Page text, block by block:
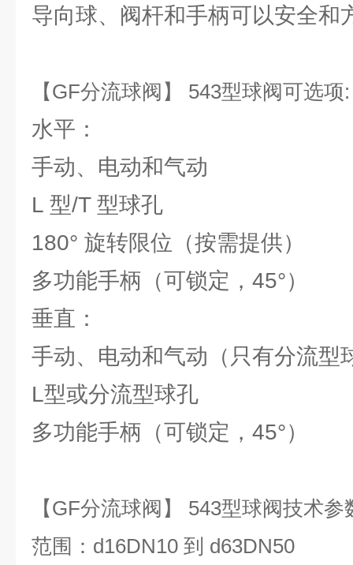
导向球、阀杆和手柄可以安全和
【GF分流球阀】 543型球阀可选项:
水平：
手动、电动和气动
L 型/T 型球孔
180° 旋转限位（按需提供）
多功能手柄（可锁定，45°）
垂直：
手动、电动和气动（只有分流型
L型或分流型球孔
多功能手柄（可锁定，45°）
【GF分流球阀】 543型球阀技术参
范围： d16DN10 到 d63DN50